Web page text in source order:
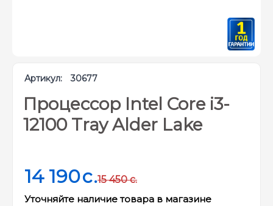
Артикул: 30677
Процессор Intel Core i3-
12100 Tray Alder Lake
14 190c.
Уточняйте наличие товара в магазине
15 450 c.